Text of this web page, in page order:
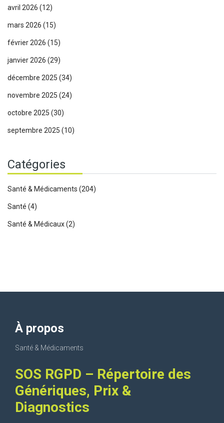
avril 2026 (12)
mars 2026 (15)
février 2026 (15)
janvier 2026 (29)
décembre 2025 (34)
novembre 2025 (24)
octobre 2025 (30)
septembre 2025 (10)
Catégories
Santé & Médicaments (204)
Santé (4)
Santé & Médicaux(2)
À propos
Santé & Médicaments
SOS RGPD – Répertoire des
Génériques, Prix &
Diagnostics